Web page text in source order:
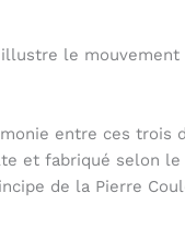
le mouvement
entre ces trois
et fabriqué selon le
de la Pierre